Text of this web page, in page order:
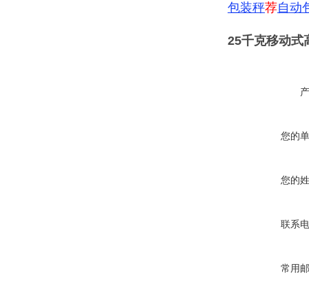
包装秤荐自动
25千克移动式
您的
您的
联系
常用